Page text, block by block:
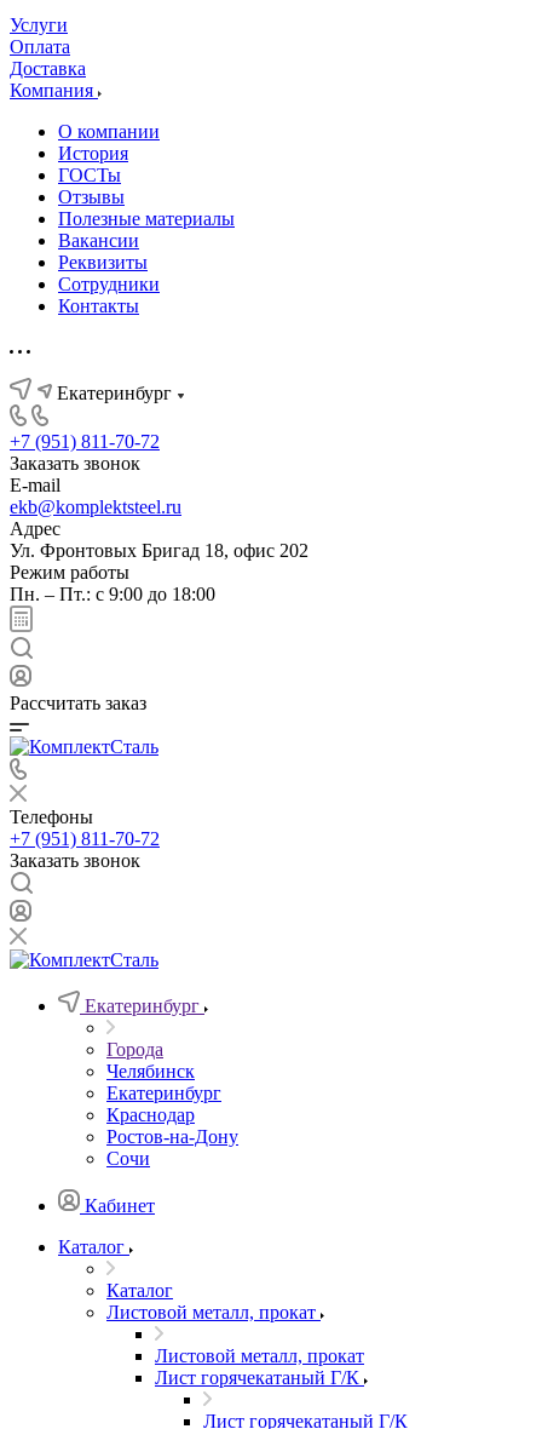
Услуги
Оплата
Доставка
Компания
О компании
История
ГОСТы
Отзывы
Полезные материалы
Вакансии
Реквизиты
Сотрудники
Контакты
Екатеринбург
+7 (951) 811-70-72
Заказать звонок
E-mail
ekb@komplektsteel.ru
Адрес
Ул. Фронтовых Бригад 18, офис 202
Режим работы
Пн. – Пт.: с 9:00 до 18:00
Рассчитать заказ
Телефоны
+7 (951) 811-70-72
Заказать звонок
Екатеринбург
Города
Челябинск
Екатеринбург
Краснодар
Ростов-на-Дону
Сочи
Кабинет
Каталог
Каталог
Листовой металл, прокат
Листовой металл, прокат
Лист горячекатаный Г/К
Лист горячекатаный Г/К